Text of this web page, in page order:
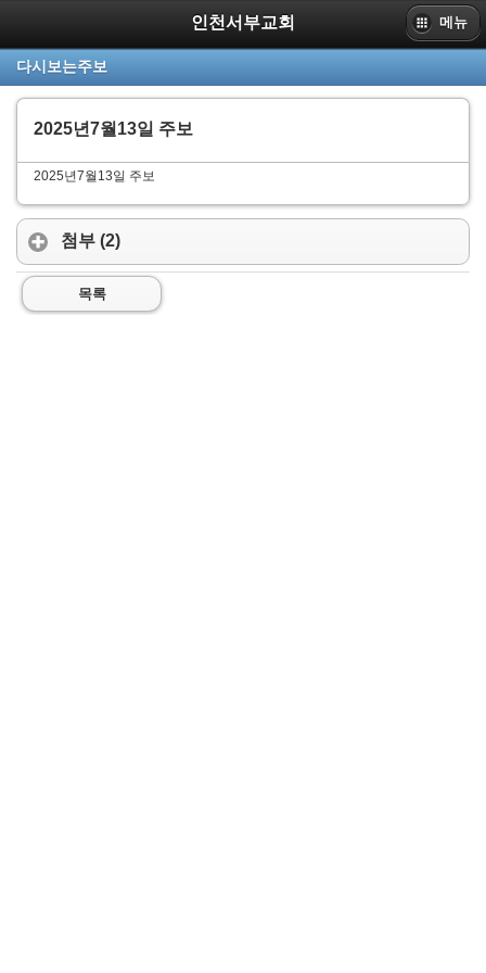
인천서부교회 메뉴
다시보는주보
2025년7월13일 주보
2025년7월13일 주보
첨부 (2)
목록
www.sbpc.or.kr
인천서부교회